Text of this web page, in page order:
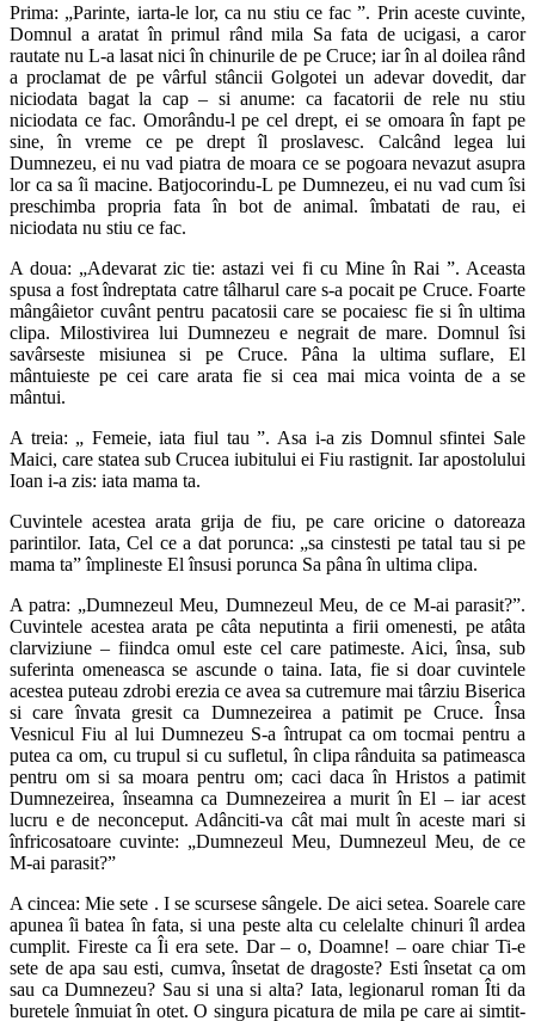
Prima: „Parinte, iarta-le lor, ca nu stiu ce fac ”. Prin aceste cuvinte,
Domnul a aratat în primul rând mila Sa fata de ucigasi, a caror
rautate nu L-a lasat nici în chinurile de pe Cruce; iar în al doilea rând
a proclamat de pe vârful stâncii Golgotei un adevar dovedit, dar
niciodata bagat la cap – si anume: ca facatorii de rele nu stiu
niciodata ce fac. Omorându-l pe cel drept, ei se omoara în fapt pe
sine, în vreme ce pe drept îl proslavesc. Calcând legea lui
Dumnezeu, ei nu vad piatra de moara ce se pogoara nevazut asupra
lor ca sa îi macine. Batjocorindu-L pe Dumnezeu, ei nu vad cum îsi
preschimba propria fata în bot de animal. îmbatati de rau, ei
niciodata nu stiu ce fac.
A doua: „Adevarat zic tie: astazi vei fi cu Mine în Rai ”. Aceasta
spusa a fost îndreptata catre tâlharul care s-a pocait pe Cruce. Foarte
mângâietor cuvânt pentru pacatosii care se pocaiesc fie si în ultima
clipa. Milostivirea lui Dumnezeu e negrait de mare. Domnul îsi
savârseste misiunea si pe Cruce. Pâna la ultima suflare, El
mântuieste pe cei care arata fie si cea mai mica vointa de a se
mântui.
A treia: „ Femeie, iata fiul tau ”. Asa i-a zis Domnul sfintei Sale
Maici, care statea sub Crucea iubitului ei Fiu rastignit. Iar apostolului
Ioan i-a zis: iata mama ta.
Cuvintele acestea arata grija de fiu, pe care oricine o datoreaza
parintilor. Iata, Cel ce a dat porunca: „sa cinstesti pe tatal tau si pe
mama ta” împlineste El însusi porunca Sa pâna în ultima clipa.
A patra: „Dumnezeul Meu, Dumnezeul Meu, de ce M-ai parasit?”.
Cuvintele acestea arata pe câta neputinta a firii omenesti, pe atâta
clarviziune – fiindca omul este cel care patimeste. Aici, însa, sub
suferinta omeneasca se ascunde o taina. Iata, fie si doar cuvintele
acestea puteau zdrobi erezia ce avea sa cutremure mai târziu Biserica
si care învata gresit ca Dumnezeirea a patimit pe Cruce. Însa
Vesnicul Fiu al lui Dumnezeu S-a întrupat ca om tocmai pentru a
putea ca om, cu trupul si cu sufletul, în clipa rânduita sa patimeasca
pentru om si sa moara pentru om; caci daca în Hristos a patimit
Dumnezeirea, înseamna ca Dumnezeirea a murit în El – iar acest
lucru e de neconceput. Adânciti-va cât mai mult în aceste mari si
înfricosatoare cuvinte: „Dumnezeul Meu, Dumnezeul Meu, de ce
M-ai parasit?”
A cincea: Mie sete . I se scursese sângele. De aici setea. Soarele care
apunea îi batea în fata, si una peste alta cu celelalte chinuri îl ardea
cumplit. Fireste ca Îi era sete. Dar – o, Doamne! – oare chiar Ti-e
sete de apa sau esti, cumva, însetat de dragoste? Esti însetat ca om
sau ca Dumnezeu? Sau si una si alta? Iata, legionarul roman Îti da
buretele înmuiat în otet. O singura picatura de mila pe care ai simtit-